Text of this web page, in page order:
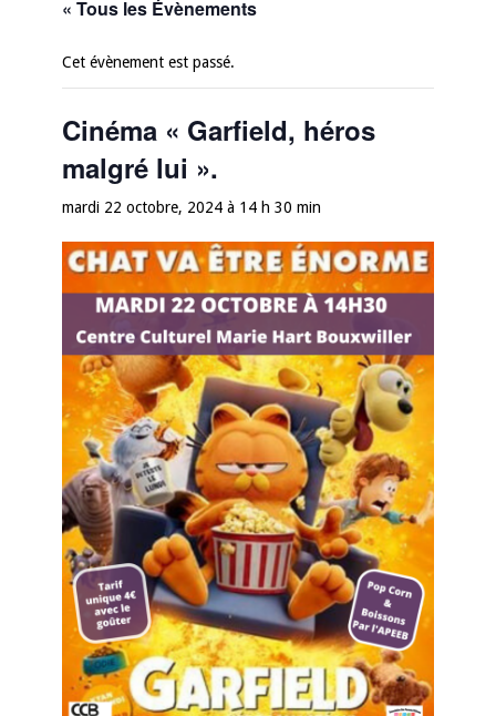
« Tous les Évènements
Cet évènement est passé.
Cinéma « Garfield, héros
malgré lui ».
mardi 22 octobre, 2024 à 14 h 30 min